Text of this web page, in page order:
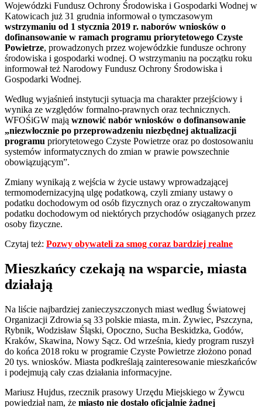
Wojewódzki Fundusz Ochrony Środowiska i Gospodarki Wodnej w
Katowicach już 31 grudnia informował o tymczasowym
wstrzymaniu od 1 stycznia 2019 r. naborów wniosków o
dofinansowanie w ramach programu priorytetowego Czyste
Powietrze, prowadzonych przez wojewódzkie fundusze ochrony
środowiska i gospodarki wodnej. O wstrzymaniu na początku roku
informował też Narodowy Fundusz Ochrony Środowiska i
Gospodarki Wodnej.
Według wyjaśnień instytucji sytuacja ma charakter przejściowy i
wynika ze względów formalno-prawnych oraz technicznych.
WFOŚiGW mają wznowić nabór wniosków o dofinansowanie
„niezwłocznie po przeprowadzeniu niezbędnej aktualizacji
programu priorytetowego Czyste Powietrze oraz po dostosowaniu
systemów informatycznych do zmian w prawie powszechnie
obowiązującym”.
Zmiany wynikają z wejścia w życie ustawy wprowadzającej
termomodernizacyjną ulgę podatkową, czyli zmiany ustawy o
podatku dochodowym od osób fizycznych oraz o zryczałtowanym
podatku dochodowym od niektórych przychodów osiąganych przez
osoby fizyczne.
Czytaj też: Pozwy obywateli za smog coraz bardziej realne
Mieszkańcy czekają na wsparcie, miasta
działają
Na liście najbardziej zanieczyszczonych miast według Światowej
Organizacji Zdrowia są 33 polskie miasta, m.in. Żywiec, Pszczyna,
Rybnik, Wodzisław Śląski, Opoczno, Sucha Beskidzka, Godów,
Kraków, Skawina, Nowy Sącz. Od września, kiedy program ruszył
do końca 2018 roku w programie Czyste Powietrze złożono ponad
20 tys. wniosków. Miasta podkreślają zainteresowanie mieszkańców
i podejmują cały czas działania informacyjne.
Mariusz Hujdus, rzecznik prasowy Urzędu Miejskiego w Żywcu
powiedział nam, że miasto nie dostało oficjalnie żadnej